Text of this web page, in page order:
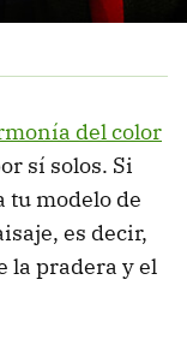
del color
sí solos. Si
tu modelo de
es decir,
la pradera y el